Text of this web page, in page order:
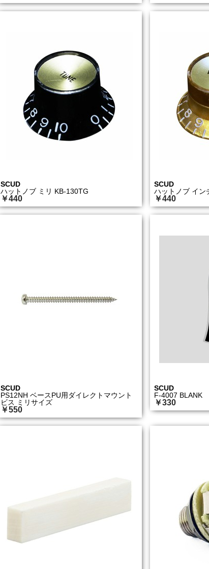
SCUD
ハットノブ ミリ KB-130TG
￥440
SCUD
ハットノブ イン
￥440
SCUD
PS12NH ベースPU用ダイレクトマウント
ビス ミリサイズ
￥550
SCUD
F-4007 BLANK
￥330